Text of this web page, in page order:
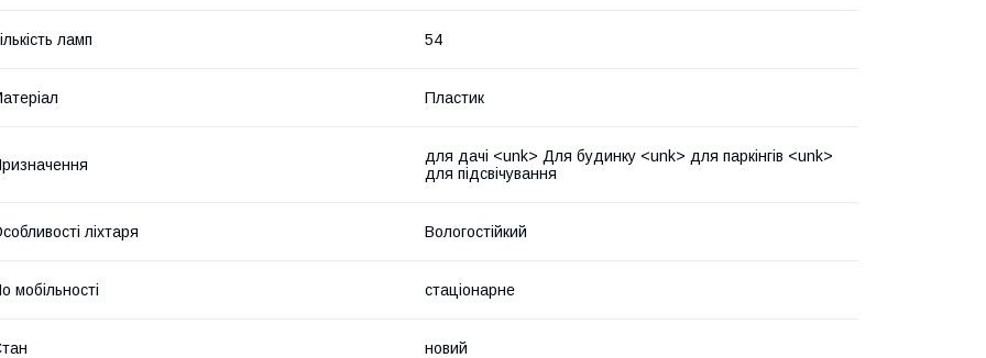
ламп 54
Пластик
для дачі <unk> Для будинку <unk> для паркінгів <unk>
для підсвічування
ліхтаря Вологостійкий
мобільності стаціонарне
новий